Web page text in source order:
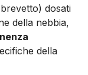
dosati
della nebbia,
della